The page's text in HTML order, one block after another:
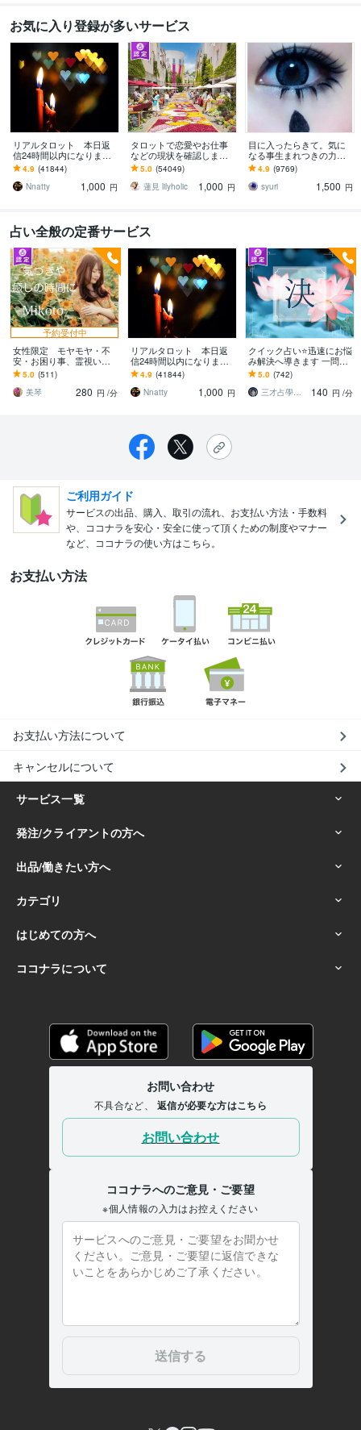
お気に入り登録が多いサービス
リアルタロット 本日返
信24時間以内になります
❤︎タイトルをご確認くださ
い❤︎
4.9 (41844)
Nnatty
1,000 円
タロットで恋愛やお仕事
などの現状を確認します
アドバイスもしっかりお
届けしますので安心して
ください♡
5.0 (54049)
蓮見 lilyholic
1,000 円
目に入ったらきて。気に
なる事生まれつきの力で
視ます 視ましょう恋愛や
仕事などこの先など
4.9 (9769)
syuri
1,500 円
占い全般の定番サービス
予約受付中
女性限定 モヤモヤ・不
安・お困り事、霊視いた
します 霊視歴20年越☪️気
づき・癒しを☪️エネルギ
ー・波動を霊視
5.0 (511)
美琴
280 円 /分
リアルタロット 本日返
信24時間以内になります
❤︎タイトルをご確認くださ
い❤︎
4.9 (41844)
Nnatty
1,000 円
クイック占い⭐迅速にお悩
み解決へ導きます 一問一
答！忙しい方、時間が無
い方は、こちらへどう
ぞ。
5.0 (742)
三才占學誠山協会／認定講師／原田 悟境
140 円 /分
ご利用ガイド
サービスの出品、購入、取引の流れ、お支払い方法・手数料
や、ココナラを安心・安全に使って頂くための制度やマナー
など、ココナラの使い方はこちら。
お支払い方法
お支払い方法について
キャンセルについて